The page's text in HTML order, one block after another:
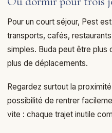
Pour un court séjour, Pest
transports, cafés,
simples. Buda peut être plus
plus de déplacements.
Regardez surtout la
possibilité de rentrer
vite : chaque trajet inutile